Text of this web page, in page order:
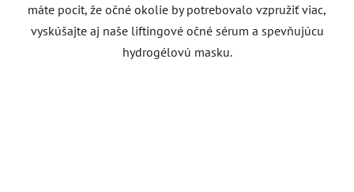
máte pocit, že očné okolie by potrebovalo vzpružiť viac,
vyskúšajte aj naše liftingové očné sérum a spevňujúcu
hydrogélovú masku.